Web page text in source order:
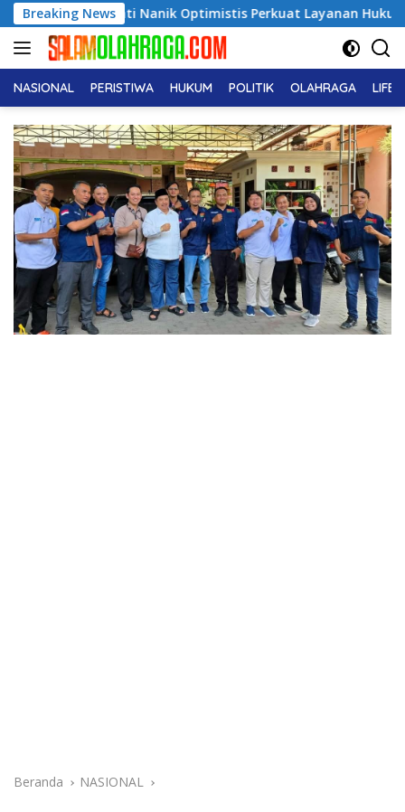
Langsung
ke
konten
Breaking News
Nanik Optimistis Perkuat Layanan Hukum Dukcapil
NASIONAL PERISTIWA HUKUM POLITIK OLAHRAGA
Beranda NASIONAL